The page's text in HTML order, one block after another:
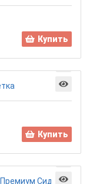
Купить
Купить